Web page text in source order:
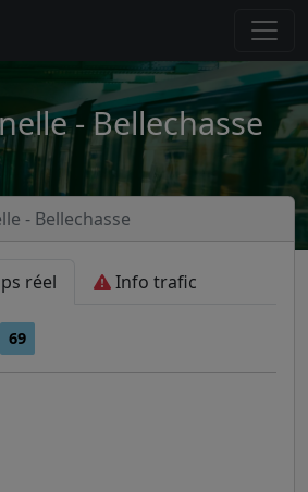
- Bellechasse
- Bellechasse
réel Info trafic
69